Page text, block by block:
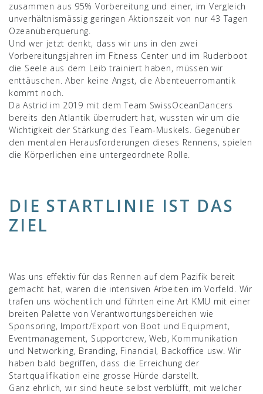
zusammen aus 95% Vorbereitung und einer, im Vergleich
unverhältnismässig geringen Aktionszeit von nur 43 Tagen
Ozeanüberquerung.
Und wer jetzt denkt, dass wir uns in den zwei
Vorbereitungsjahren im Fitness Center und im Ruderboot
die Seele aus dem Leib trainiert haben, müssen wir
enttäuschen. Aber keine Angst, die Abenteuerromantik
kommt noch.
Da Astrid im 2019 mit dem Team SwissOceanDancers
bereits den Atlantik überrudert hat, wussten wir um die
Wichtigkeit der Stärkung des Team-Muskels. Gegenüber
den mentalen Herausforderungen dieses Rennens, spielen
die Körperlichen eine untergeordnete Rolle.
DIE STARTLINIE IST DAS
ZIEL
Was uns effektiv für das Rennen auf dem Pazifik bereit
gemacht hat, waren die intensiven Arbeiten im Vorfeld. Wir
trafen uns wöchentlich und führten eine Art KMU mit einer
breiten Palette von Verantwortungsbereichen wie
Sponsoring, Import/Export von Boot und Equipment,
Eventmanagement, Supportcrew, Web, Kommunikation
und Networking, Branding, Financial, Backoffice usw. Wir
haben bald begriffen, dass die Erreichung der
Startqualifikation eine grosse Hürde darstellt.
Ganz ehrlich, wir sind heute selbst verblüfft, mit welcher